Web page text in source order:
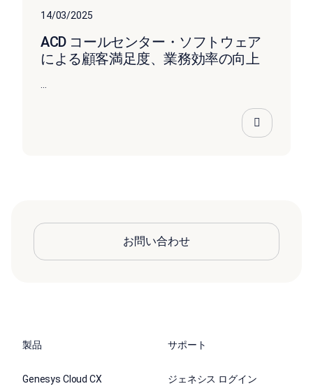
14/03/2025
ACD コールセンター・ソフトウェア
による顧客満足度、業務効率の向上
...
お問い合わせ
製品
Genesys Cloud CX
サポート
ジェネシス ログイン